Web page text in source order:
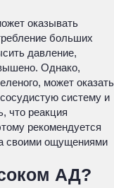
оказывать
больших
давление,
Однако,
может оказать
систему и
что реакция
рекомендуется
своими ощущениями
АД?